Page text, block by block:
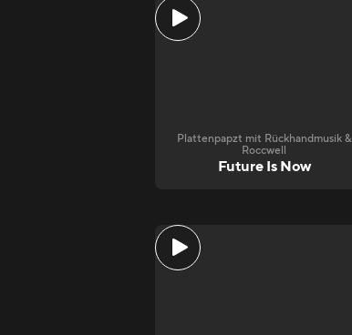
Plattenpapzt mit Rückhandmusik &
Roccwell
Future Is Now